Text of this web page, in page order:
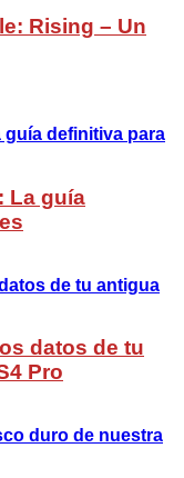
Rising – Un
La guía
datos de tu
Pro